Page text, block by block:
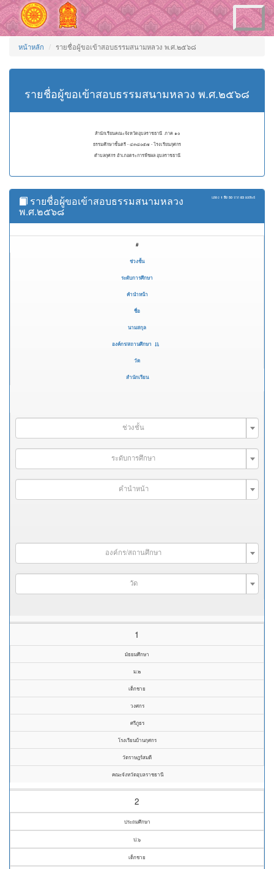
Toggle
navigation
หน้าหลัก รายชื่อผู้ขอเข้าสอบธรรมสนามหลวง พ.ศ.๒๕๖๘
รายชื่อผู้ขอเข้าสอบธรรมสนามหลวง พ.ศ.๒๕๖๘
สำนักเรียนคณะจังหวัดอุบลราชธานี ภาค ๑๐
ธรรมศึกษาชั้นตรี - ๔๓๘๐๕๗ - โรงเรียนกุศกร
ตำบลกุศกร อำเภอตระการพืชผล อุบลราชธานี
แสดง 1 ถึง 50 จาก 83 ผลลัพธ์
รายชื่อผู้ขอเข้าสอบธรรมสนามหลวง
พ.ศ.๒๕๖๘
#
ช่วงชั้น
ระดับการศึกษา
คำนำหน้า
ชื่อ
นามสกุล
องค์กร/สถานศึกษา
วัด
สำนักเรียน
ช่วงชั้น
ระดับการศึกษา
คำนำหน้า
องค์กร/สถานศึกษา
วัด
1
มัธยมศึกษา
ม.๒
เด็กชาย
วงศกร
ศรีภูธร
โรงเรียนบ้านกุศกร
วัดราษฎร์สมดี
คณะจังหวัดอุบลราชธานี
2
ประถมศึกษา
ป.๖
เด็กชาย